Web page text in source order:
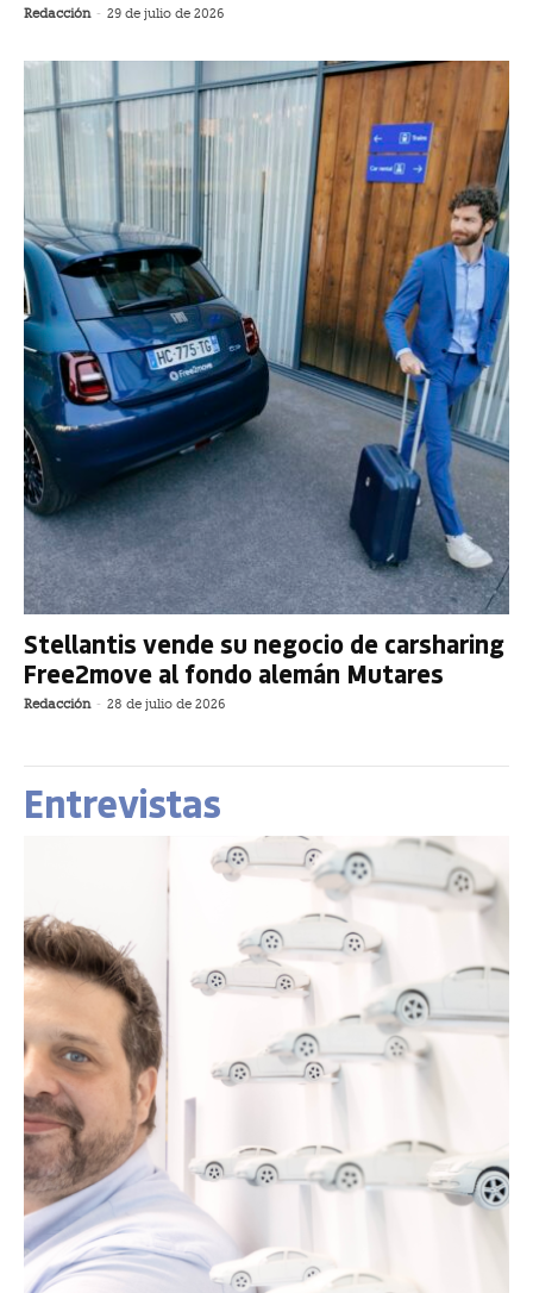
Redacción - 29 de julio de 2026
Stellantis vende su negocio de carsharing
Free2move al fondo alemán Mutares
Redacción - 28 de julio de 2026
Entrevistas